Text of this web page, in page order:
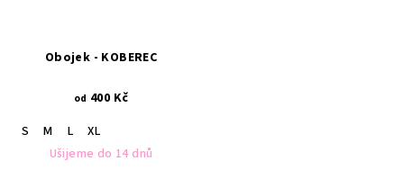
Obojek - KOBEREC
od 400 Kč
S
M L
XL
Ušijeme do 14 dnů